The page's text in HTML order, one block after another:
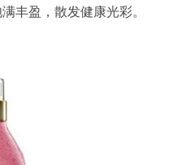
丰盈，散发健康光彩。